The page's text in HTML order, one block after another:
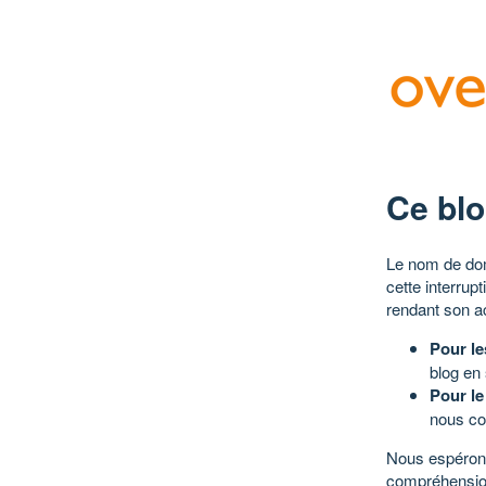
Ce
Le nom de
cette
rendant son
Pour
blog
Pour
nous
Nous